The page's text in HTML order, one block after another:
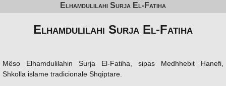
Elhamdulilahi Surja El-Fatiha
Elhamdulilahi Surja El-Fatiha
Mëso Elhamdulilahin Surja El-Fatiha, sipas Medhhebit Hanefi,
Shkolla islame tradicionale Shqiptare.